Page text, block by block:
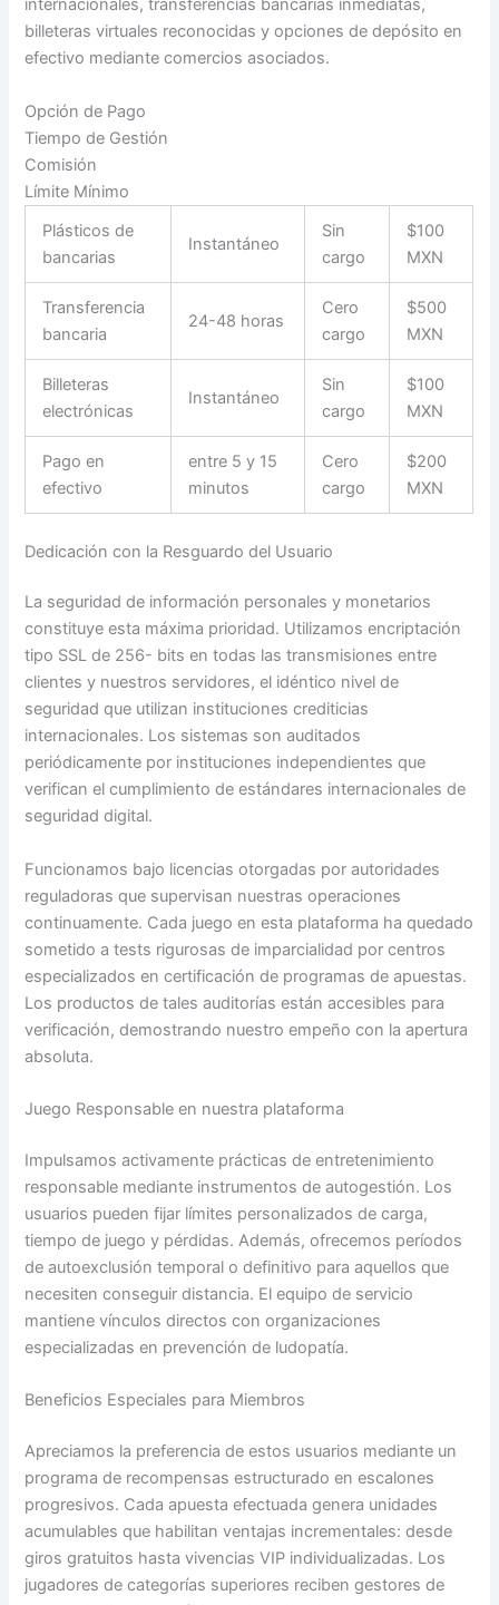
internacionales, transferencias bancarias inmediatas,
billeteras virtuales reconocidas y opciones de depósito en
efectivo mediante comercios asociados.
Opción de Pago
Tiempo de Gestión
Comisión
Límite Mínimo
Plásticos de
bancarias
Instantáneo
Sin
cargo
$100
MXN
Transferencia
bancaria
24-48 horas
Cero
cargo
$500
MXN
Billeteras
electrónicas
Instantáneo
Sin
cargo
$100
MXN
Pago en
efectivo
entre 5 y 15
minutos
Cero
cargo
$200
MXN
Dedicación con la Resguardo del Usuario
La seguridad de información personales y monetarios
constituye esta máxima prioridad. Utilizamos encriptación
tipo SSL de 256- bits en todas las transmisiones entre
clientes y nuestros servidores, el idéntico nivel de
seguridad que utilizan instituciones crediticias
internacionales. Los sistemas son auditados
periódicamente por instituciones independientes que
verifican el cumplimiento de estándares internacionales de
seguridad digital.
Funcionamos bajo licencias otorgadas por autoridades
reguladoras que supervisan nuestras operaciones
continuamente. Cada juego en esta plataforma ha quedado
sometido a tests rigurosas de imparcialidad por centros
especializados en certificación de programas de apuestas.
Los productos de tales auditorías están accesibles para
verificación, demostrando nuestro empeño con la apertura
absoluta.
Juego Responsable en nuestra plataforma
Impulsamos activamente prácticas de entretenimiento
responsable mediante instrumentos de autogestión. Los
usuarios pueden fijar límites personalizados de carga,
tiempo de juego y pérdidas. Además, ofrecemos períodos
de autoexclusión temporal o definitivo para aquellos que
necesiten conseguir distancia. El equipo de servicio
mantiene vínculos directos con organizaciones
especializadas en prevención de ludopatía.
Beneficios Especiales para Miembros
Apreciamos la preferencia de estos usuarios mediante un
programa de recompensas estructurado en escalones
progresivos. Cada apuesta efectuada genera unidades
acumulables que habilitan ventajas incrementales: desde
giros gratuitos hasta vivencias VIP individualizadas. Los
jugadores de categorías superiores reciben gestores de